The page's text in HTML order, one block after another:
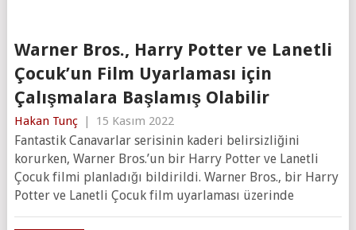
Warner Bros., Harry Potter ve Lanetli
Çocuk’un Film Uyarlaması için
Çalışmalara Başlamış Olabilir
Hakan Tunç | 15 Kasım 2022
Fantastik Canavarlar serisinin kaderi belirsizliğini
korurken, Warner Bros.’un bir Harry Potter ve Lanetli
Çocuk filmi planladığı bildirildi. Warner Bros., bir Harry
Potter ve Lanetli Çocuk film uyarlaması üzerinde